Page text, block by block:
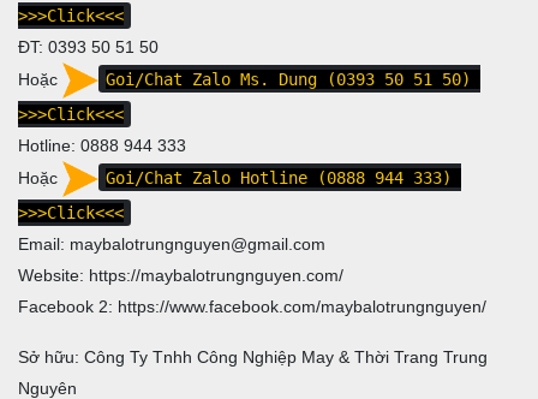
>>>Click<<<
ĐT: 0393 50 51 50
Hoặc
Goi/Chat Zalo Ms. Dung (0393 50 51 50)
>>>Click<<<
Hotline: 0888 944 333
Hoặc
Goi/Chat Zalo Hotline (0888 944 333)
>>>Click<<<
Email: maybalotrungnguyen@gmail.com
Website: https://maybalotrungnguyen.com/
Facebook 2: https://www.facebook.com/maybalotrungnguyen/
Sở hữu: Công Ty Tnhh Công Nghiệp May & Thời Trang Trung
Nguyên